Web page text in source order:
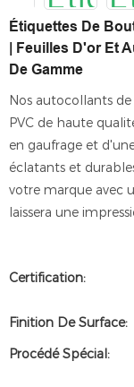
Étiquettes De
| Feuilles D'or Et
De Gamme
Nos autocollants
PVC de haute
en gaufrage et
éclatants et
votre marque avec
laissera une
Certification:
Finition De Surface:
Procédé Spécial: